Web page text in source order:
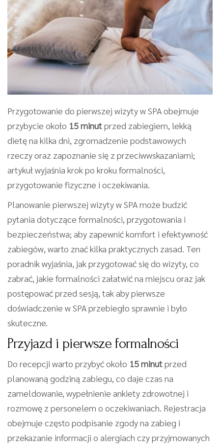
Przygotowanie do pierwszej wizyty w SPA obejmuje
przybycie około 15 minutprzed zabiegiem, lekką
dietę na kilka dni, zgromadzenie podstawowych
rzeczy oraz zapoznanie się z przeciwwskazaniami;
artykuł wyjaśnia krok po kroku formalności,
przygotowanie fizyczne i oczekiwania.
Planowanie pierwszej wizyty w SPA może budzić
pytania dotyczące formalności, przygotowania i
bezpieczeństwa; aby zapewnić komfort i efektywność
zabiegów, warto znać kilka praktycznych zasad. Ten
poradnik wyjaśnia, jak przygotować się do wizyty, co
zabrać, jakie formalności załatwić na miejscu oraz jak
postępować przed sesją, tak aby pierwsze
doświadczenie w SPA przebiegło sprawnie i było
skuteczne.
Przyjazd i pierwsze formalności
Do recepcji warto przybyć około 15 minutprzed
planowaną godziną zabiegu, co daje czas na
zameldowanie, wypełnienie ankiety zdrowotnej i
rozmowę z personelem o oczekiwaniach. Rejestracja
obejmuje często podpisanie zgody na zabieg i
przekazanie informacji o alergiach czy przyjmowanych